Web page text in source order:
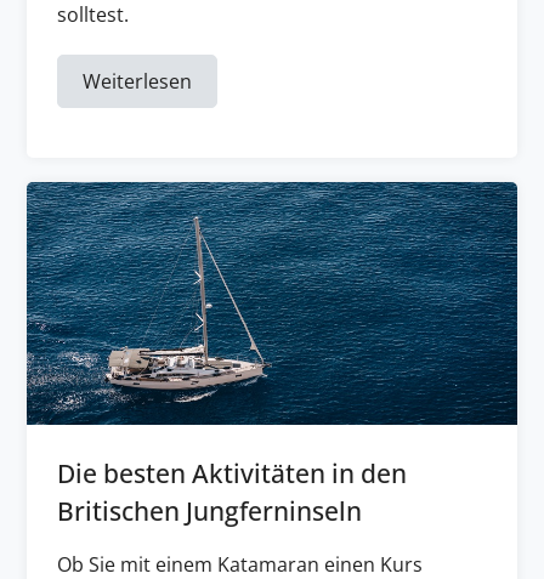
solltest.
Weiterlesen
Die besten Aktivitäten in den
Britischen Jungferninseln
Ob Sie mit einem Katamaran einen Kurs